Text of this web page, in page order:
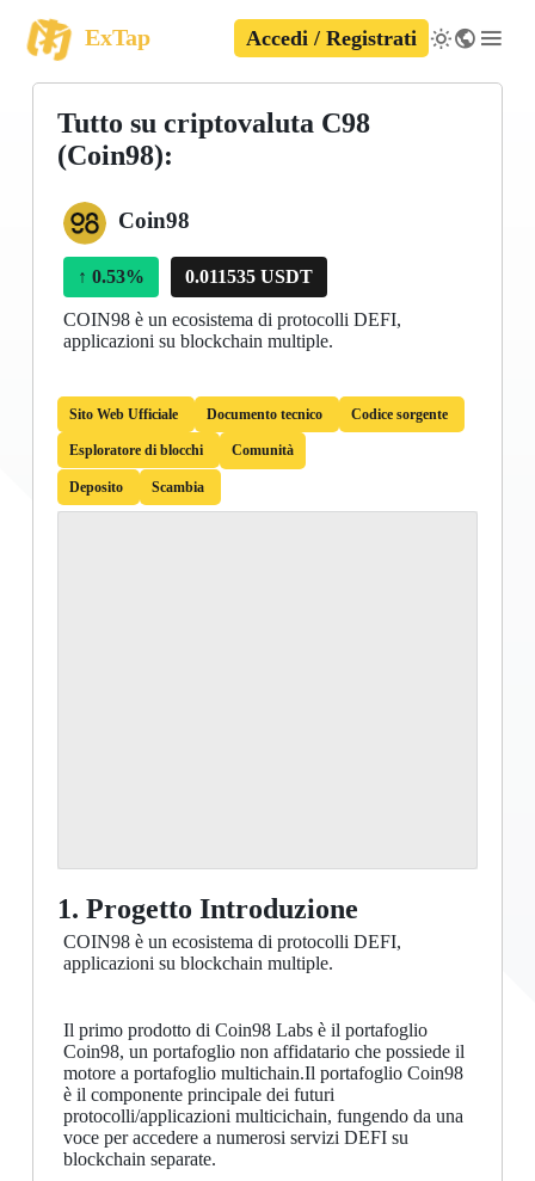
ExTap Accedi / Registrati
Tutto su criptovaluta C98
(Coin98):
Coin98
↑ 0.53% 0.011535 USDT
COIN98 è un ecosistema di protocolli DEFI,
applicazioni su blockchain multiple.
Sito Web Ufficiale Documento tecnico Codice sorgente
Esploratore di blocchi Comunità
Deposito Scambia
1. Progetto Introduzione
COIN98 è un ecosistema di protocolli DEFI,
applicazioni su blockchain multiple.
Il primo prodotto di Coin98 Labs è il portafoglio
Coin98, un portafoglio non affidatario che possiede il
motore a portafoglio multichain.Il portafoglio Coin98
è il componente principale dei futuri
protocolli/applicazioni multicichain, fungendo da una
voce per accedere a numerosi servizi DEFI su
blockchain separate.